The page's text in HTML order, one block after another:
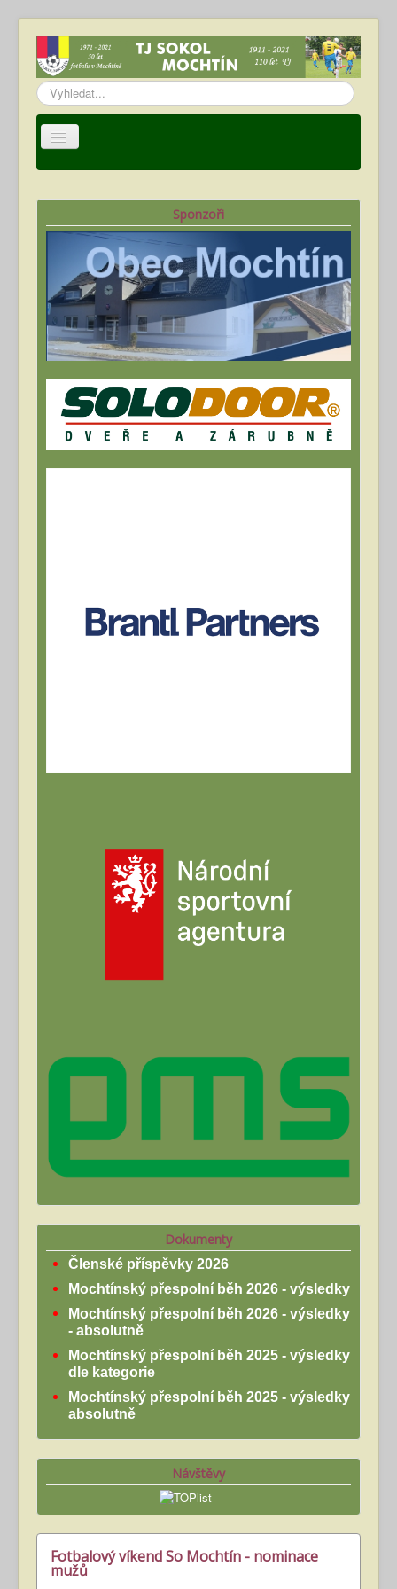
Vyhledávání...
Oddíl fotbalu
Hráči
Kalendář akcí
Fotogalerie
Ke stažení
Archív článků
Přihlásit
Sponzoři
Dokumenty
Členské příspěvky 2026
Mochtínský přespolní běh 2026 - výsledky
Mochtínský přespolní běh 2026 - výsledky
- absolutně
Mochtínský přespolní běh 2025 - výsledky
dle kategorie
Mochtínský přespolní běh 2025 - výsledky
absolutně
Návštěvy
Fotbalový víkend So Mochtín - nominace
mužů